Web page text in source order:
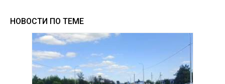
НОВОСТИ ПО ТЕМЕ